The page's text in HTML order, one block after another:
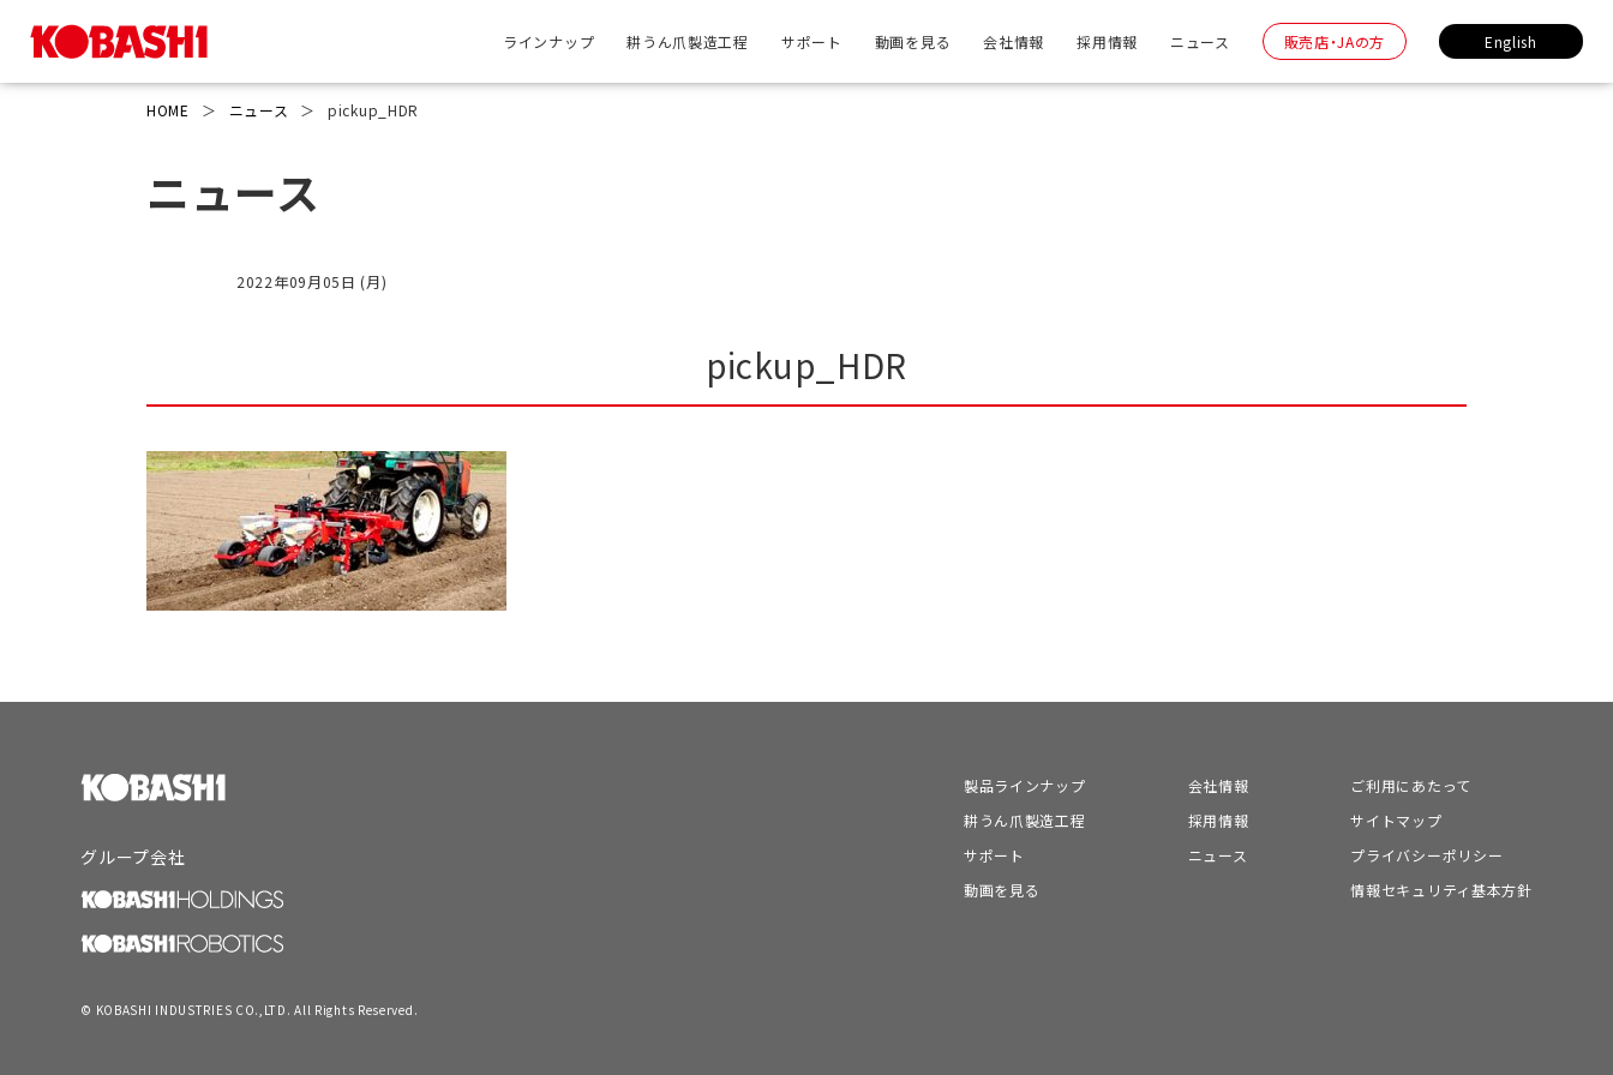
ラインナップ 耕うん爪製造工程 サポート 動画を見る 会社情報 採用情報 ニュース 販売店・JAの方 English
HOME ＞ ニュース ＞ pickup_HDR
ニュース
2022年09月05日 (月)
pickup_HDR
グループ会社
製品ラインナップ
耕うん爪製造工程
サポート
動画を見る
会社情報
採用情報
ニュース
ご利用にあたって
サイトマップ
プライバシーポリシー
情報セキュリティ基本方針
© KOBASHI INDUSTRIES CO.,LTD. All Rights Reserved.